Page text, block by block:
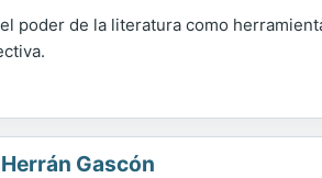
poder de la literatura como
Gascón